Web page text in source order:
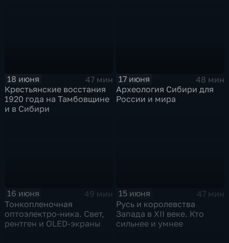
18 июня
47 мин
Крестьянские восстания
1920 года на Тамбовщине
и в Сибири
17 июня
48 мин
Археология Сибири для
России и мира
16 июня
49 мин
Тонкопленочная
оптоэлектро-ника. Свет,
рентген и OLED-экраны
15 июня
47 мин
Русь и королевства
Запада в XII веке. Кто
сильнее и умнее